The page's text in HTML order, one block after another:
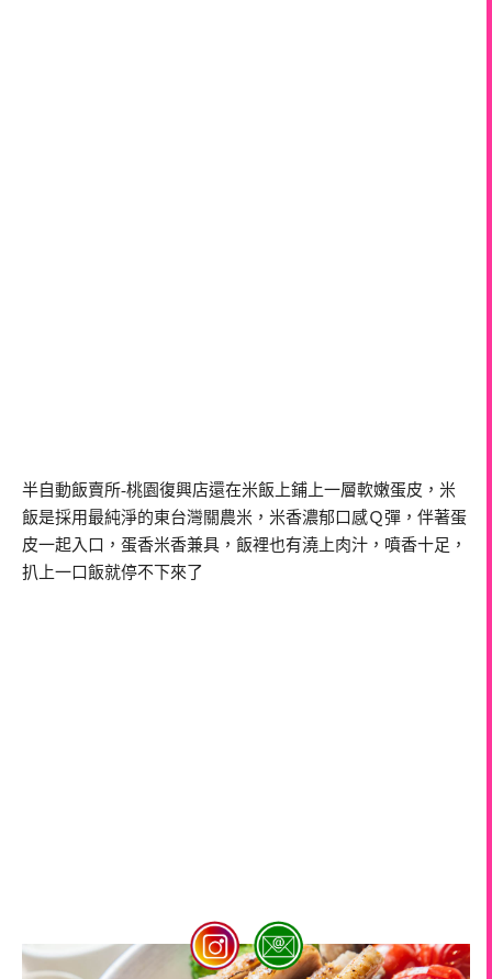
半自動飯賣所-桃園復興店還在米飯上鋪上一層軟嫩蛋皮，米
飯是採用最純淨的東台灣關農米，米香濃郁口感Ｑ彈，伴著蛋
皮一起入口，蛋香米香兼具，飯裡也有澆上肉汁，噴香十足，
扒上一口飯就停不下來了